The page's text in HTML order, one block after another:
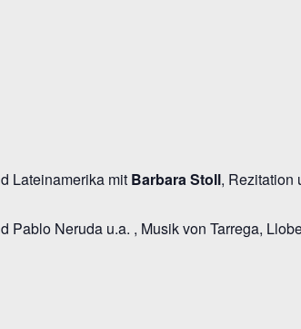
Lateinamerika mit Barbara Stoll, Rezitation
Pablo Neruda u.a. , Musik von Tarrega,